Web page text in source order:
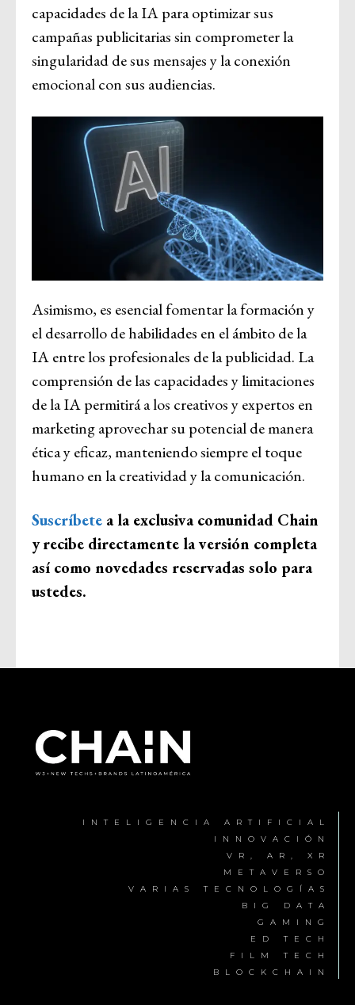
capacidades de la IA para optimizar sus
campañas publicitarias sin comprometer la
singularidad de sus mensajes y la conexión
emocional con sus audiencias.
Asimismo, es esencial fomentar la formación y
el desarrollo de habilidades en el ámbito de la
IA entre los profesionales de la publicidad. La
comprensión de las capacidades y limitaciones
de la IA permitirá a los creativos y expertos en
marketing aprovechar su potencial de manera
ética y eficaz, manteniendo siempre el toque
humano en la creatividad y la comunicación.
Suscríbete a la exclusiva comunidad Chain
yrecibe directamente la versión completa
así como novedades reservadas solo para
ustedes.
INTELIGENCIA ARTIFICIAL
INNOVACIÓN
VR, AR, XR
METAVERSO
VARIAS TECNOLOGÍAS
BIG DATA
GAMING
ED TECH
FILM TECH
BLOCKCHAIN